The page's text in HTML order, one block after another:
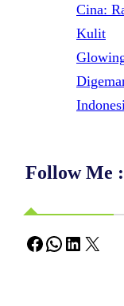
Cina:
Kulit
Follow Me :
Facebook WhatsApp LinkedIn X